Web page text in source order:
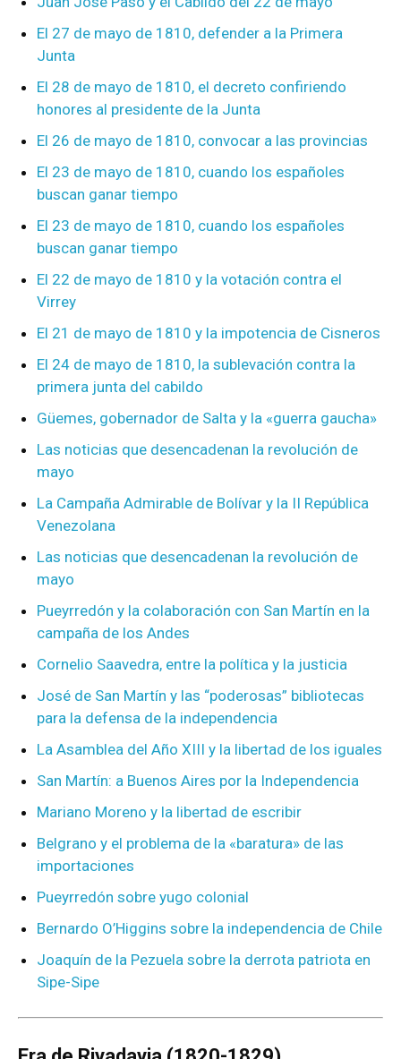
El 27 de mayo de 1810, defender a la Primera
Junta
El 28 de mayo de 1810, el decreto confiriendo
honores al presidente de la Junta
El 26 de mayo de 1810, convocar a las provincias
El 23 de mayo de 1810, cuando los españoles
buscan ganar tiempo
El 23 de mayo de 1810, cuando los españoles
buscan ganar tiempo
El 22 de mayo de 1810 y la votación contra el
Virrey
El 21 de mayo de 1810 y la impotencia de Cisneros
El 24 de mayo de 1810, la sublevación contra la
primera junta del cabildo
Güemes, gobernador de Salta y la «guerra gaucha»
Las noticias que desencadenan la revolución de
mayo
La Campaña Admirable de Bolívar y la II República
Venezolana
Las noticias que desencadenan la revolución de
mayo
Pueyrredón y la colaboración con San Martín en la
campaña de los Andes
Cornelio Saavedra, entre la política y la justicia
José de San Martín y las “poderosas” bibliotecas
para la defensa de la independencia
La Asamblea del Año XIII y la libertad de los iguales
San Martín: a Buenos Aires por la Independencia
Mariano Moreno y la libertad de escribir
Belgrano y el problema de la «baratura» de las
importaciones
Pueyrredón sobre yugo colonial
Bernardo O’Higgins sobre la independencia de Chile
Joaquín de la Pezuela sobre la derrota patriota en
Sipe-Sipe